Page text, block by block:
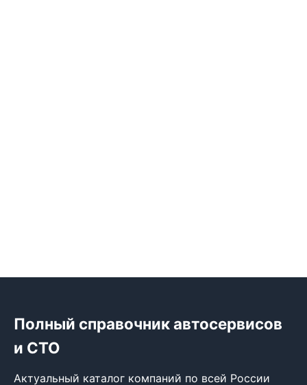
Полный справочник автосервисов
и СТО
Актуальный каталог компаний по всей России